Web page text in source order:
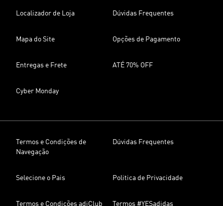
Localizador de Loja Dúvidas Frequentes
Mapa do Site Opções de Pagamento
Entregas e Frete ATÉ 70% OFF
Cyber Monday
Termos e Condições de
Navegação
Dúvidas Frequentes
Selecione o Pais Politica de Privacidade
Termos e Condições adiClub Termos #YESadidas